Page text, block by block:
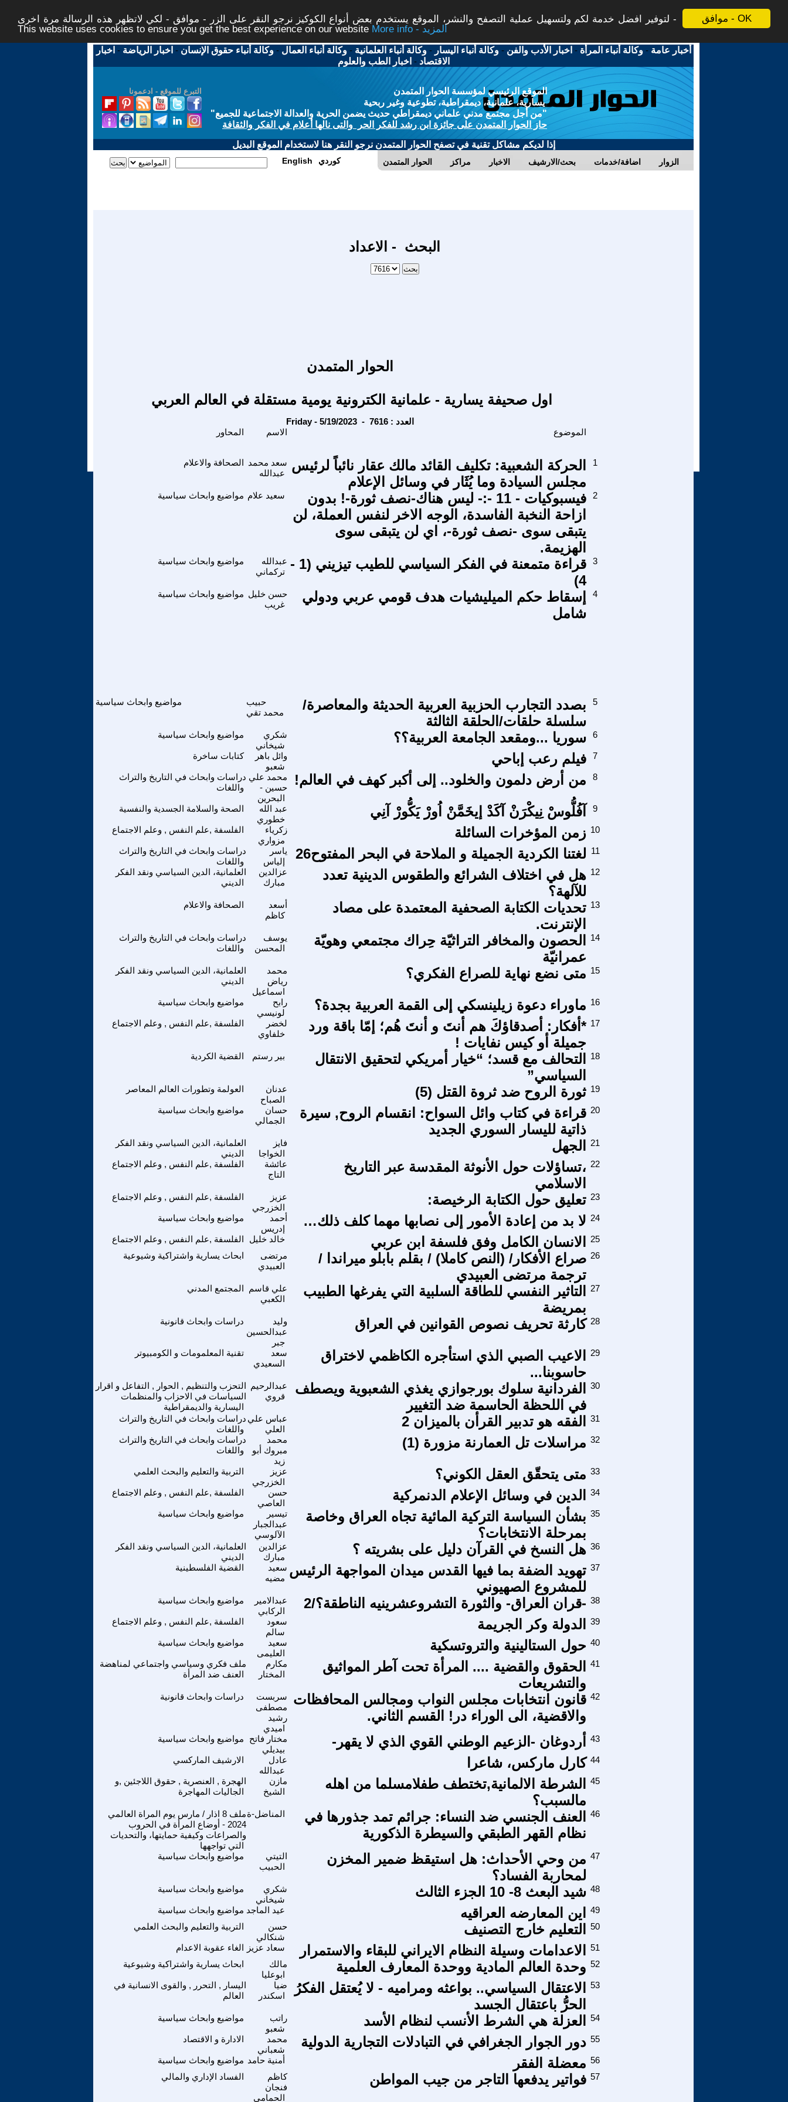
موافق - OK
لتوفير افضل خدمة لكم ولتسهيل عملية التصفح والنشر، الموقع يستخدم بعض أنواع الكوكيز نرجو النقر على الزر - موافق - لكي لاتظهر هذه الرسالة مرة اخرى -
This website uses cookies to ensure you get the best experience on our website
More info - المزيد
أخبار عامة -وكالة أنباء المرأة - اخبار الأدب والفن -وكالة أنباء اليسار -وكالة أنباء العلمانية -وكالة أنباء العمال -وكالة أنباء حقوق الإنسان - اخبار الرياضة - اخبار
الاقتصاد - اخبار الطب والعلوم
التبرع للموقع - ادعمونا
الموقع الرئيسي لمؤسسة الحوار المتمدن
يسارية، علمانية، ديمقراطية، تطوعية وغير ربحية
"من أجل مجتمع مدني علماني ديمقراطي حديث يضمن الحرية والعدالة الاجتماعية للجميع"
حاز الحوار المتمدن على جائزة ابن رشد للفكر الحر والتى نالها أعلام في الفكر والثقافة
إذا لديكم مشاكل تقنية في تصفح الحوار المتمدن نرجو النقر هنا لاستخدام الموقع البديل
الحوار المتمدن مراكز الاخبار بحث/الارشيف اضافة/خدمات الزوار English كوردي
البحث - الاعداد
الحوار المتمدن
اول صحيفة يسارية - علمانية الكترونية يومية مستقلة في العالم العربي
Friday - 5/19/2023 - العدد : 7616
الاسم الموضوع
الصحافة والاعلام سعد محمد
عبدالله
الحركة الشعبية: تكليف القائد مالك عقار نائباً لرئيس
مجلس السيادة وما يُثَار في وسائل الإعلام
1
مواضيع وابحاث سياسية سعيد علام
فيسبوكيات - 11 -:- ليس هناك-نصف ثورة-! بدون
ازاحة النخبة الفاسدة، الوجه الاخر لنفس العملة، لن
يتبقى سوى -نصف ثورة-، اي لن يتبقى سوى
الهزيمة.
2
مواضيع وابحاث سياسية
عبدالله
تركماني قراءة متمعنة في الفكر السياسي للطيب تيزيني (1 -
4)
3
مواضيع وابحاث سياسية حسن خليل
غريب
إسقاط حكم الميليشيات هدف قومي عربي ودولي
شامل
4
مواضيع وابحاث سياسية
حبيب
محمد تقي
بصدد التجارب الحزبية العربية الحديثة والمعاصرة/
سلسلة حلقات/الحلقة الثالثة
5
مواضيع وابحاث سياسية
شكري
شيخاني
سوريا ...ومقعد الجامعة العربية؟؟ 6
كتابات ساخرة
وائل باهر
شعبو
فيلم رعب إباحي 7
دراسات وابحاث في التاريخ والتراث
واللغات
محمد علي
حسين -
البحرين
من أرض دلمون والخلود.. إلى أكبر كهف في العالم! 8
الصحة والسلامة الجسدية والنفسية
عبد الله
خطوري
آفُلُّوسْ نِيكْرَنْ آكَدْ إيخَمَّنْ اُورْ يَكُّورْ آنِي 9
الفلسفة ,علم النفس , وعلم الاجتماع
زكرياء
مزواري
زمن المؤخرات السائلة 10
دراسات وابحاث في التاريخ والتراث
واللغات
ياسر
إلياس
لغتنا الكردية الجميلة و الملاحة في البحر المفتوح26 11
العلمانية، الدين السياسي ونقد الفكر
الديني
عزالدين
مبارك
هل في اختلاف الشرائع والطقوس الدينية تعدد
للآلهة؟
12
الصحافة والاعلام
أسعد
كاظم
تحديات الكتابة الصحفية المعتمدة على مصاد
الإنترنت.
13
دراسات وابحاث في التاريخ والتراث
واللغات
يوسف
المحسن
الحصون والمخافر التراثيّة حِراك مجتمعي وهويّة
عمرانيّة
14
العلمانية، الدين السياسي ونقد الفكر
الديني
محمد
رياض
اسماعيل
متى نضع نهاية للصراع الفكري؟ 15
مواضيع وابحاث سياسية
رابح
لونيسي
ماوراء دعوة زيلينسكي إلى القمة العربية بجدة؟ 16
الفلسفة ,علم النفس , وعلم الاجتماع
لخضر
خلفاوي
*أفكار: أصدقاؤكَ هم أنتَ و أنتَ هُم؛ إمّا باقة ورد
جميلة أو كيس نفايات !
17
القضية الكردية بير رستم
التحالف مع قسد؛ “خيار أمريكي لتحقيق الانتقال
السياسي”
18
العولمة وتطورات العالم المعاصر
عدنان
الصباح
ثورة الروح ضد ثروة القتل (5) 19
مواضيع وابحاث سياسية
حسان
الجمالي
قراءة في كتاب وائل السواح: انقسام الروح, سيرة
ذاتية لليسار السوري الجديد
20
العلمانية، الدين السياسي ونقد الفكر
الديني
فايز
الخواجا
الجهل 21
الفلسفة ,علم النفس , وعلم الاجتماع
عائشة
التاج
،تساؤلات حول الأنوثة المقدسة عبر التاريخ
الاسلامي
22
الفلسفة ,علم النفس , وعلم الاجتماع
عزيز
الخزرجي
تعليق حول الكتابة الرخيصة: 23
مواضيع وابحاث سياسية
أحمد
إدريس
لا بد من إعادة الأمور إلى نصابها مهما كلف ذلك… 24
الفلسفة ,علم النفس , وعلم الاجتماع خالد خليل الانسان الكامل وفق فلسفة ابن عربي
25
ابحاث يسارية واشتراكية وشيوعية
مرتضى
العبيدي
صراع الأفكار/ (النص كاملا) / بقلم بابلو ميراندا /
ترجمة مرتضى العبيدي
26
المجتمع المدني
علي قاسم
الكعبي
التاثير النفسي للطاقة السلبية التي يفرغها الطبيب
بمريضة
27
دراسات وابحاث قانونية
وليد
عبدالحسين
جبر
كارثة تحريف نصوص القوانين في العراق 28
تقنية المعلمومات و الكومبيوتر
سعد
السعيدي
الاعيب الصبي الذي استأجره الكاظمي لاختراق
حاسوبنا...
29
التحزب والتنظيم , الحوار , التفاعل و اقرار
السياسات في الاحزاب والمنظمات
اليسارية والديمقراطية
عبدالرحيم
قروي
الفردانية سلوك بورجوازي يغذي الشعبوية ويصطف
في اللحظة الحاسمة ضد التغيير
30
دراسات وابحاث في التاريخ والتراث
واللغات
عباس علي
العلي
الفقه هو تدبير القرأن بالميزان 2 31
دراسات وابحاث في التاريخ والتراث
واللغات
محمد
مبروك أبو
زيد
مراسلات تل العمارنة مزورة (1)‏ 32
التربية والتعليم والبحث العلمي
عزيز
الخزرجي
متى يتحقّق العقل الكوني؟ 33
الفلسفة ,علم النفس , وعلم الاجتماع
حسن
العاصي
الدين في وسائل الإعلام الدنمركية 34
مواضيع وابحاث سياسية
تيسير
عبدالجبار
الآلوسي
بشأن السياسة التركية المائية تجاه العراق وخاصة
بمرحلة الانتخابات؟
35
العلمانية، الدين السياسي ونقد الفكر
الديني
عزالدين
مبارك
هل النسخ في القرآن دليل على بشريته ؟ 36
القضية الفلسطينية
سعيد
مضيه تهويد الضفة بما فيها القدس ميدان المواجهة الرئيس
للمشروع الصهيوني
37
مواضيع وابحاث سياسية
عبدالامير
الركابي
-قران العراق- والثورة التشروعشرينيه الناطقة؟/2 38
الفلسفة ,علم النفس , وعلم الاجتماع
سعود
سالم
الدولة وكر الجريمة 39
مواضيع وابحاث سياسية
سعيد
العليمى
حول الستالينية والتروتسكية 40
ملف فكري وسياسي واجتماعي لمناهضة
العنف ضد المرأة
مكارم
المختار
الحقوق والقضية .... المرأة تحت آطر المواثيق
والتشريعات
41
دراسات وابحاث قانونية
سربست
مصطفى
رشيد
اميدي
قانون انتخابات مجلس النواب ومجالس المحافظات
والاقضية، الى الوراء در! القسم الثاني.
42
مواضيع وابحاث سياسية
مختار فاتح
بيديلي
أردوغان -الزعيم الوطني القوي الذي لا يقهر- 43
الارشيف الماركسي
عادل
عبدالله
كارل ماركس، شاعرا 44
الهجرة , العنصرية , حقوق اللاجئين ,و
الجاليات المهاجرة
مازن
الشيخ
الشرطة الالمانية,تختطف طفلامسلما من اهله
مالسبب؟
45
ملف 8 اذار / مارس يوم المراة العالمي
2024 - أوضاع المرأة في الحروب
والصراعات وكيفية حمايتها، والتحديات
التي تواجهها
المناضل-ة
العنف الجنسي ضد النساء: جرائم تمد جذورها في
نظام القهر الطبقي والسيطرة الذكورية
46
مواضيع وابحاث سياسية
التيتي
الحبيب
من وحي الأحداث: هل استيقظ ضمير المخزن
لمحاربة الفساد؟
47
مواضيع وابحاث سياسية
شكري
شيخاني
شيد البعث 8- 10 الجزء الثالث 48
مواضيع وابحاث سياسية عيد الماجد اين المعارضه العراقيه
49
التربية والتعليم والبحث العلمي
حسن
شنكالي
التعليم خارج التصنيف 50
الغاء عقوبة الاعدام سعاد عزيز الاعدامات وسيلة النظام الايراني للبقاء والاستمرار
51
ابحاث يسارية واشتراكية وشيوعية
مالك
ابوعليا
وحدة العالم المادية ووحدة المعارف العلمية 52
اليسار , التحرر , والقوى الانسانية في
العالم
ضيا
اسكندر
الاعتقال السياسي.. بواعثه ومراميه - لا يُعتقل الفكرُ
الحرُّ باعتقال الجسد
53
مواضيع وابحاث سياسية
راتب
شعبو
العزلة هي الشرط الأنسب لنظام الأسد 54
الادارة و الاقتصاد
محمد
شعباني
دور الجوار الجغرافي في التبادلات التجارية الدولية 55
مواضيع وابحاث سياسية أمنية حامد معضلة الفقر 56
الفساد الإداري والمالي
كاظم
فنجان
الحمامي
فواتير يدفعها التاجر من جيب المواطن 57